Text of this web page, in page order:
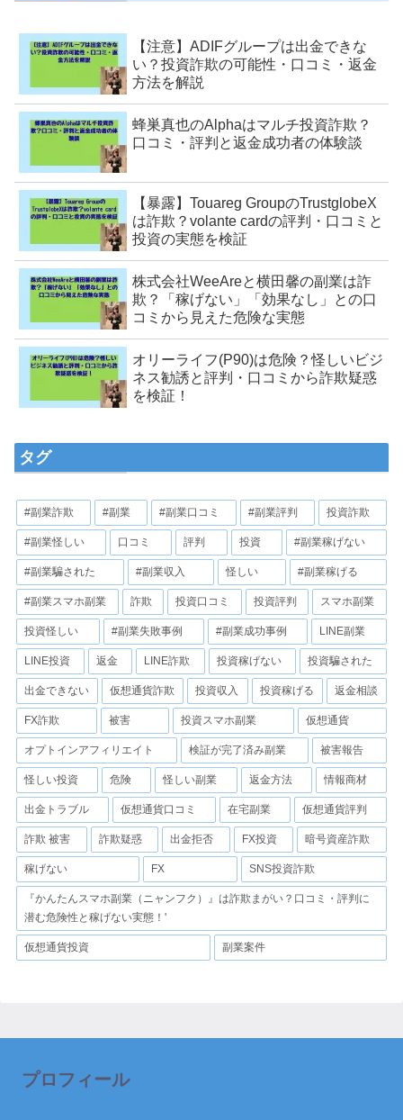
【注意】ADIFグループは出金できな
い？投資詐欺の可能性・口コミ・返金
方法を解説
蜂巣真也のAlphaはマルチ投資詐欺？
口コミ・評判と返金成功者の体験談
【暴露】Touareg GroupのTrustglobeX
は詐欺？volante cardの評判・口コミと
投資の実態を検証
株式会社WeeAreと横田馨の副業は詐
欺？「稼げない」「効果なし」との口
コミから見えた危険な実態
オリーライフ(P90)は危険？怪しいビジ
ネス勧誘と評判・口コミから詐欺疑惑
を検証！
タグ
#副業詐欺 #副業 #副業口コミ #副業評判 投資詐欺
#副業怪しい 口コミ 評判 投資 #副業稼げない
#副業騙された #副業収入 怪しい #副業稼げる
#副業スマホ副業 詐欺 投資口コミ 投資評判 スマホ副業
投資怪しい #副業失敗事例 #副業成功事例 LINE副業
LINE投資 返金 LINE詐欺 投資稼げない 投資騙された
出金できない 仮想通貨詐欺 投資収入 投資稼げる 返金相談
FX詐欺 被害 投資スマホ副業 仮想通貨
オプトインアフィリエイト 検証が完了済み副業 被害報告
怪しい投資 危険 怪しい副業 返金方法 情報商材
出金トラブル 仮想通貨口コミ 在宅副業 仮想通貨評判
詐欺 被害 詐欺疑惑 出金拒否 FX投資 暗号資産詐欺
稼げない FX SNS投資詐欺
『かんたんスマホ副業（ニャンフク）』は詐欺まがい？口コミ・評判に
潜む危険性と稼げない実態！'
仮想通貨投資 副業案件
プロフィール